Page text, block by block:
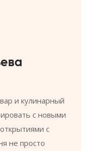
и кулинарный
с новыми
с
не просто